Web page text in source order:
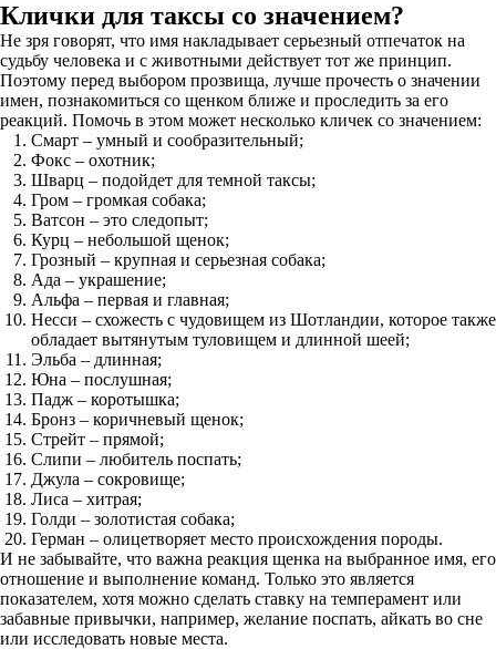
Клички для таксы со значением?
Не зря говорят, что имя накладывает серьезный отпечаток на
судьбу человека и с животными действует тот же принцип.
Поэтому перед выбором прозвища, лучше прочесть о значении
имен, познакомиться со щенком ближе и проследить за его
реакций. Помочь в этом может несколько кличек со значением:
Смарт – умный и сообразительный;
Фокс – охотник;
Шварц – подойдет для темной таксы;
Гром – громкая собака;
Ватсон – это следопыт;
Курц – небольшой щенок;
Грозный – крупная и серьезная собака;
Ада – украшение;
Альфа – первая и главная;
Несси – схожесть с чудовищем из Шотландии, которое также
обладает вытянутым туловищем и длинной шеей;
Эльба – длинная;
Юна – послушная;
Падж – коротышка;
Бронз – коричневый щенок;
Стрейт – прямой;
Слипи – любитель поспать;
Джула – сокровище;
Лиса – хитрая;
Голди – золотистая собака;
Герман – олицетворяет место происхождения породы.
И не забывайте, что важна реакция щенка на выбранное имя, его
отношение и выполнение команд. Только это является
показателем, хотя можно сделать ставку на темперамент или
забавные привычки, например, желание поспать, айкать во сне
или исследовать новые места.